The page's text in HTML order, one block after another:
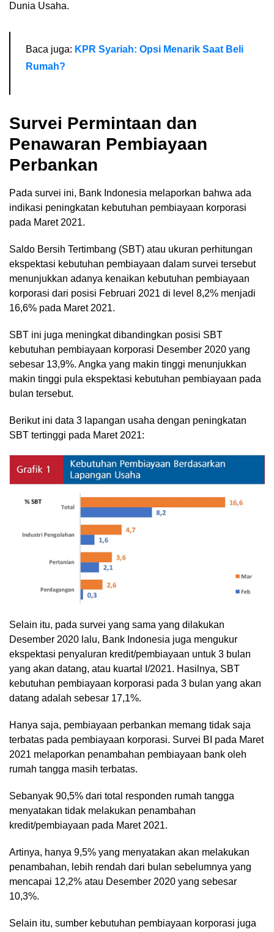
Dunia Usaha.
Baca juga: KPR Syariah: Opsi Menarik Saat Beli
Rumah?
Survei Permintaan dan
Penawaran Pembiayaan
Perbankan
Pada survei ini, Bank Indonesia melaporkan bahwa ada
indikasi peningkatan kebutuhan pembiayaan korporasi
pada Maret 2021.
Saldo Bersih Tertimbang (SBT) atau ukuran perhitungan
ekspektasi kebutuhan pembiayaan dalam survei tersebut
menunjukkan adanya kenaikan kebutuhan pembiayaan
korporasi dari posisi Februari 2021 di level 8,2% menjadi
16,6% pada Maret 2021.
SBT ini juga meningkat dibandingkan posisi SBT
kebutuhan pembiayaan korporasi Desember 2020 yang
sebesar 13,9%. Angka yang makin tinggi menunjukkan
makin tinggi pula ekspektasi kebutuhan pembiayaan pada
bulan tersebut.
Berikut ini data 3 lapangan usaha dengan peningkatan
SBT tertinggi pada Maret 2021:
Selain itu, pada survei yang sama yang dilakukan
Desember 2020 lalu, Bank Indonesia juga mengukur
ekspektasi penyaluran kredit/pembiayaan untuk 3 bulan
yang akan datang, atau kuartal I/2021. Hasilnya, SBT
kebutuhan pembiayaan korporasi pada 3 bulan yang akan
datang adalah sebesar 17,1%.
Hanya saja, pembiayaan perbankan memang tidak saja
terbatas pada pembiayaan korporasi. Survei BI pada Maret
2021 melaporkan penambahan pembiayaan bank oleh
rumah tangga masih terbatas.
Sebanyak 90,5% dari total responden rumah tangga
menyatakan tidak melakukan penambahan
kredit/pembiayaan pada Maret 2021.
Artinya, hanya 9,5% yang menyatakan akan melakukan
penambahan, lebih rendah dari bulan sebelumnya yang
mencapai 12,2% atau Desember 2020 yang sebesar
10,3%.
Selain itu, sumber kebutuhan pembiayaan korporasi juga